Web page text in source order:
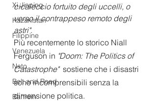
Xi Jinping
Kazakistan
Filippine
Venezuela
Nato
Belt and Road
Bahrein
cicaleccio fortuito degli uccelli, o
verso il contrappeso remoto degli
astri".
Più recentemente lo storico Niall
Ferguson in "Doom: The Politics of
Catastrophe"
  sostiene che i disastri
sono incomprensibili senza la
dimensione politica.